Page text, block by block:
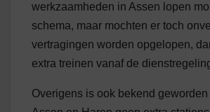
werkzaamheden in Assen lopen
schema, maar mochten er toch
vertragingen worden opgelopen,
extra treinen vanaf de
Overigens is ook bekend geworden